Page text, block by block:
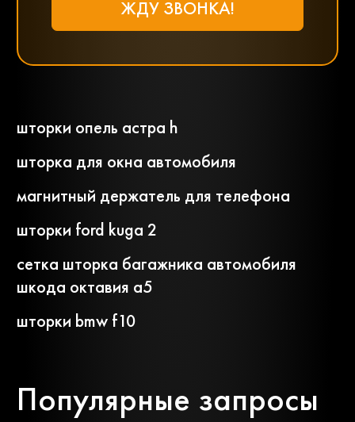
Популярные запросы
шторки опель астра h
шторка для окна автомобиля
магнитный держатель для телефона
шторки ford kuga 2
сетка шторка багажника автомобиля
шкода октавия а5
шторки bmw f10